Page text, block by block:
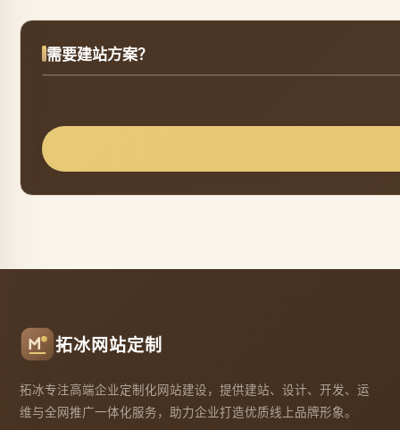
需要建站方案？
拓冰网站定制
拓冰专注高端企业定制化网站建设，提供建站、设计、开发、运
维与全网推广一体化服务，助力企业打造优质线上品牌形象。